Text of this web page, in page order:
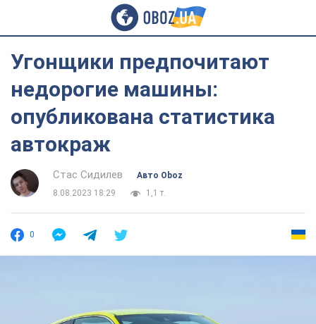
Угонщики предпочитают
недорогие машины:
опубликована статистика
автокраж
Стас Сидилев
Авто Oboz
8.08.2023 18:29
1,1 т.
0